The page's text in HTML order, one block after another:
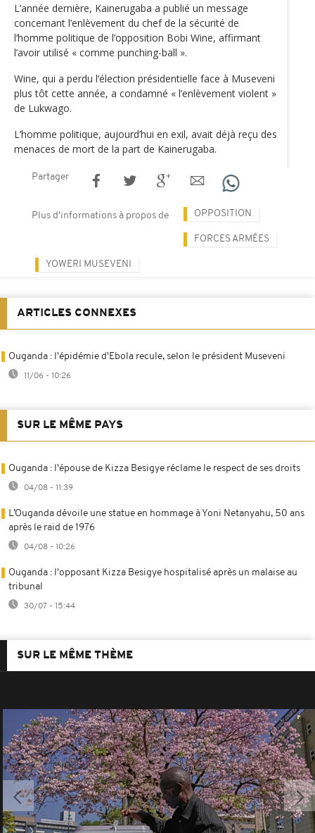
L’année dernière, Kainerugaba a publié un message
concernant l’enlèvement du chef de la sécurité de
l’homme politique de l’opposition Bobi Wine, affirmant
l’avoir utilisé « comme punching-ball ».
Wine, qui a perdu l’élection présidentielle face à Museveni
plus tôt cette année, a condamné « l’enlèvement violent »
de Lukwago.
L’homme politique, aujourd’hui en exil, avait déjà reçu des
menaces de mort de la part de Kainerugaba.
Partager
Plus d'informations à propos de OPPOSITION
FORCES ARMÉES
YOWERI MUSEVENI
ARTICLES CONNEXES
Ouganda : l'épidémie d'Ebola recule, selon le président Museveni
11/06 - 10:26
SUR LE MÊME PAYS
Ouganda : l'épouse de Kizza Besigye réclame le respect de ses droits
04/08 - 11:39
L’Ouganda dévoile une statue en hommage à Yoni Netanyahu, 50 ans
après le raid de 1976
04/08 - 10:26
Ouganda : l'opposant Kizza Besigye hospitalisé après un malaise au
tribunal
30/07 - 15:44
SUR LE MÊME THÈME